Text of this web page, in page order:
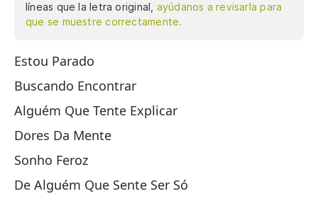
líneas que la letra original, ayúdanos a revisarla para
que se muestre correctamente.
Estou Parado
Buscando Encontrar
Alguém Que Tente Explicar
Dores Da Mente
Sonho Feroz
De Alguém Que Sente Ser Só